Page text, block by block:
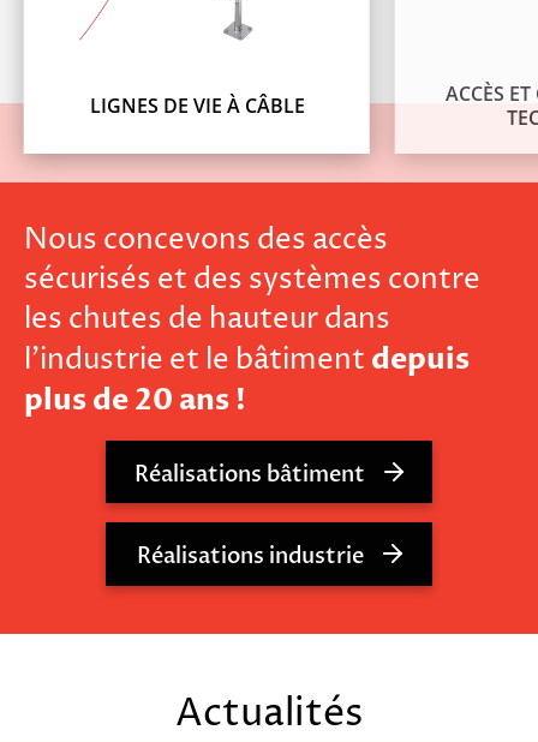
LIGNES DE VIE À CÂBLE
ACCÈS
Industrie et bâtiment
Nous concevons des accès
sécurisés et des systèmes contre
les chutes de hauteur dans
l’industrie et le bâtiment depuis
plus de 20 ans !
Réalisations bâtiment
Réalisations industrie
Actualités